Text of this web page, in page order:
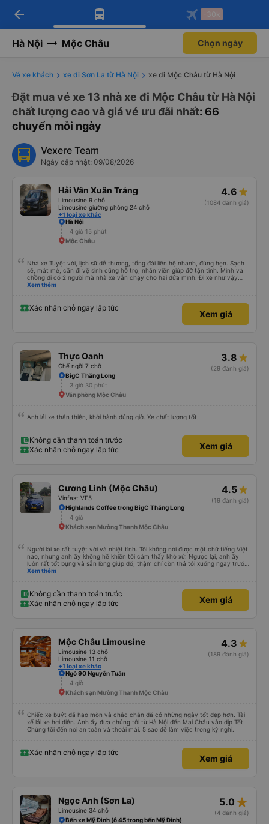
Tải app Vexere ngay!
Nhận ưu đãi thành viên độc
Mở app
Tải app Vexere
-30k/ghế khi đặt vé máy bay qua
Mở app
arrow_back -30k
Hà Nội Mộc Châu Chọn ngày
Vé xe khách xe đi Sơn La từ Hà Nội xe đi Mộc Châu từ Hà Nội
Đặt mua vé xe 13 nhà xe đi Mộc Châu từ Hà Nội
chất lượng cao và giá vé ưu đãi nhất: 66
chuyến mỗi ngày
Vexere Team
Ngày cập nhật: 09/08/2026
Hải Vân Xuân Tráng
Limousine 9 chỗ
Limousine giường phòng 24 chỗ
+1 loại xe khác
4.6
(1084 đánh giá)
Hà Nội
4 giờ 15 phút
Mộc Châu
Nhà xe Tuyệt vời, lịch sữ dễ thương, tổng đài liên hệ nhanh, đúng hẹn. Sạch
sẽ, mát mẻ, cần đi vệ sinh cũng hỗ trợ, nhân viên giúp đỡ tận tình. Mình và
chồng đi có 2 người mà nhà xe vẫn chạy cho hai đứa mình. Đi xe như vậy
thật sự thoải mái hơn các chuyến khác, mà hơn có 1 ổ bánh mì. Chúc nhà xe
Xem thêm
Xác nhận chỗ ngay lập tức
Xem giá
Thực Oanh
Ghế ngồi 7 chỗ
3.8
(29 đánh giá)
BigC Thăng Long
3 giờ 30 phút
Văn phòng Mộc Châu
Anh lái xe thân thiện, khởi hành đúng giờ. Xe chất lượng tốt
Không cần thanh toán trước
Xác nhận chỗ ngay lập tức
Xem giá
Cương Linh (Mộc Châu)
Vinfast VF5
4.5
(19 đánh giá)
Highlands Coffee trong BigC Thăng Long
4 giờ
Khách sạn Mường Thanh Mộc Châu
Người lái xe rất tuyệt vời và nhiệt tình. Tôi không nói được một chữ tiếng Việt
nào, nhưng anh ấy không hề khiến tôi cảm thấy khó xử. Ngược lại, anh ấy
luôn rất tốt bụng và sẵn lòng giúp đỡ, thậm chí còn thả tôi xuống ngay trước
cửa nơi tôi cần đến, cách điểm dừng gần nhất mà tôi đã đặt trước vài km. Tôi
duy nhất. Thật là một niềm vui khi được đi du lịch cùng các bạn, và tôi chắc
chắn sẽ lại đi cùng các bạn lần nữa. Cảm ơn rất nhiều 🙏
Xem thêm
Không cần thanh toán trước
Xác nhận chỗ ngay lập tức
Xem giá
Mộc Châu Limousine
Limousine 13 chỗ
Limousine 11 chỗ
+1 loại xe khác
4.3
(189 đánh giá)
Ngõ 90 Nguyễn Tuân
4 giờ
Khách sạn Mường Thanh Mộc Châu
Chiếc xe buýt đã hao mòn và chắc chắn đã có những ngày tốt đẹp hơn. Tài
xế lái xe hơi điên. Anh ấy đưa chúng tôi từ Hà Nội đến Mai Châu vào dịp Tết.
Chúng tôi đến nơi an toàn và thoải mái. 5 sao để làm việc trong kỳ nghỉ.
Xác nhận chỗ ngay lập tức
Xem giá
Ngọc Anh (Sơn La)
Limousine 34 chỗ
5.0 star_rate
(4 đánh giá)
Bến xe Mỹ Đình (ô 45 trong bến Mỹ Đình)